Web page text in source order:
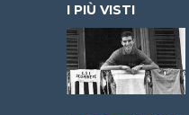
I PIÙ VISTI